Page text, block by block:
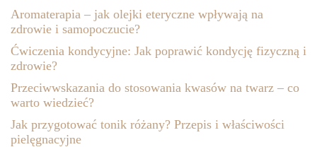
Aromaterapia – jak olejki eteryczne wpływają na
zdrowie i samopoczucie?
Ćwiczenia kondycyjne: Jak poprawić kondycję fizyczną i
zdrowie?
Przeciwwskazania do stosowania kwasów na twarz – co
warto wiedzieć?
Jak przygotować tonik różany? Przepis i właściwości
pielęgnacyjne